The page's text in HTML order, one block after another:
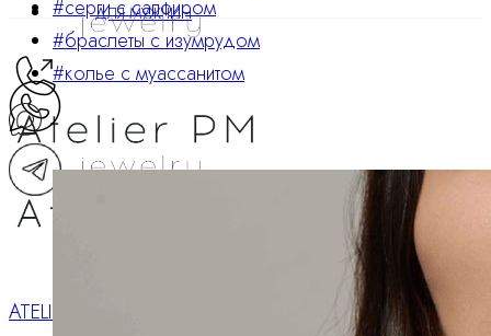
#серги с сапфиром
#браслеты с изумрудом
#колье с муассанитом
ATELIER PM
ДЛЯ МУЖЧИН